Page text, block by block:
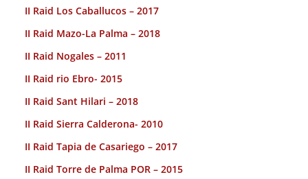
II Raid Los Caballucos – 2017
II Raid Mazo-La Palma – 2018
II Raid Nogales – 2011
II Raid rio Ebro- 2015
II Raid Sant Hilari – 2018
II Raid Sierra Calderona- 2010
II Raid Tapia de Casariego – 2017
II Raid Torre de Palma POR – 2015